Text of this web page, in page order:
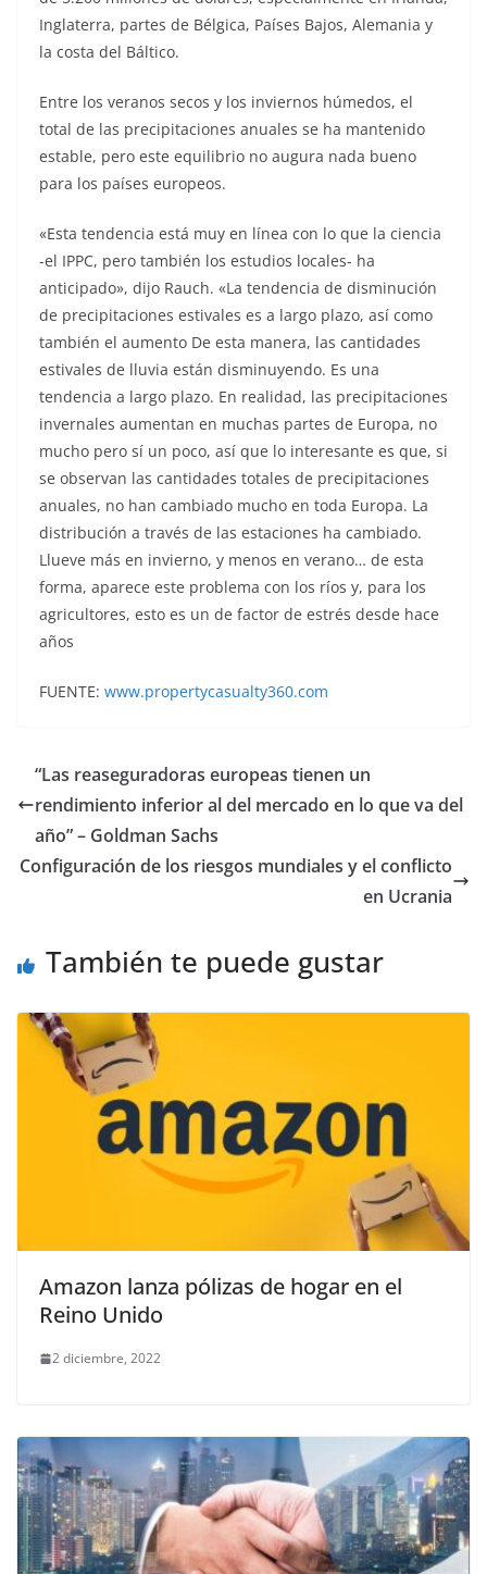
Inglaterra, partes de Bélgica, Países Bajos, Alemania y
la costa del Báltico.
Entre los veranos secos y los inviernos húmedos, el
total de las precipitaciones anuales se ha mantenido
estable, pero este equilibrio no augura nada bueno
para los países europeos.
«Esta tendencia está muy en línea con lo que la ciencia
-el IPPC, pero también los estudios locales- ha
anticipado», dijo Rauch. «La tendencia de disminución
de precipitaciones estivales es a largo plazo, así como
también el aumento De esta manera, las cantidades
estivales de lluvia están disminuyendo. Es una
tendencia a largo plazo. En realidad, las precipitaciones
invernales aumentan en muchas partes de Europa, no
mucho pero sí un poco, así que lo interesante es que, si
se observan las cantidades totales de precipitaciones
anuales, no han cambiado mucho en toda Europa. La
distribución a través de las estaciones ha cambiado.
Llueve más en invierno, y menos en verano… de esta
forma, aparece este problema con los ríos y, para los
agricultores, esto es un de factor de estrés desde hace
años
FUENTE: www.propertycasualty360.com
“Las reaseguradoras europeas tienen un
rendimiento inferior al del mercado en lo que va del
año” – Goldman Sachs
Configuración de los riesgos mundiales y el conflicto
en Ucrania
También te puede gustar
Amazon lanza pólizas de hogar en el
Reino Unido
2 diciembre, 2022